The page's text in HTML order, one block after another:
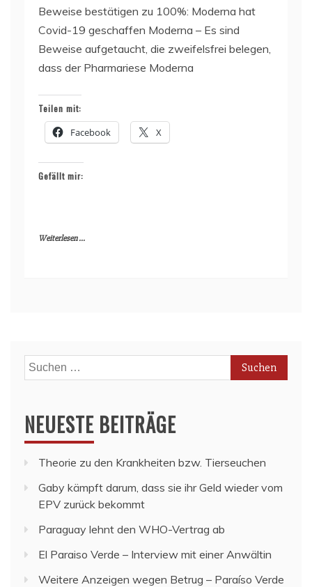
Beweise bestätigen zu 100%: Moderna hat
Covid-19 geschaffen Moderna – Es sind
Beweise aufgetaucht, die zweifelsfrei belegen,
dass der Pharmariese Moderna
Teilen mit:
Facebook X
Gefällt mir:
Weiterlesen ...
Suchen
nach:
NEUESTE BEITRÄGE
Theorie zu den Krankheiten bzw. Tierseuchen
Gaby kämpft darum, dass sie ihr Geld wieder vom
EPV zurück bekommt
Paraguay lehnt den WHO-Vertrag ab
El Paraiso Verde – Interview mit einer Anwältin
Weitere Anzeigen wegen Betrug – Paraíso Verde